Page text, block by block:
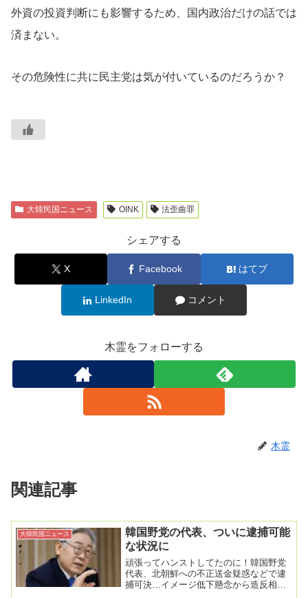
外資の投資判断にも影響するため、国内政治だけの話では
済まない。
その危険性に共に民主党は気が付いているのだろうか？
大韓民国ニュース OINK 法歪曲罪
シェアする
X Facebook はてブ
LinkedIn コメント
木霊をフォローする
木霊
関連記事
大韓民国ニュース
韓国野党の代表、ついに逮捕可能
な状況に
頑張ってハンストしてたのに！韓国野党
代表、北朝鮮への不正送金疑惑などで逮
捕可決…イメージ低下懸念から造反相次